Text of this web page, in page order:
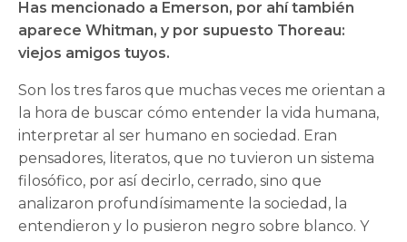
Has mencionado a Emerson, por ahí también
aparece Whitman, y por supuesto Thoreau:
viejos amigos tuyos.
Son los tres faros que muchas veces me orientan a
la hora de buscar cómo entender la vida humana,
interpretar al ser humano en sociedad. Eran
pensadores, literatos, que no tuvieron un sistema
filosófico, por así decirlo, cerrado, sino que
analizaron profundísimamente la sociedad, la
entendieron y lo pusieron negro sobre blanco. Y